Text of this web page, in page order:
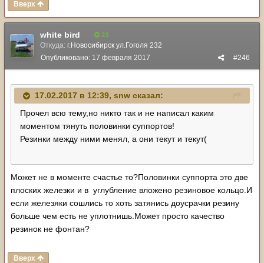
Вверх
white bird 23
Откуда: г.Новосибирск ул.Гоголя 232
#246
Опубликовано: 17 февраля 2017
17.02.2017 в 12:39, snw сказал:
Прочел всю тему,но никто так и не написал каким
моментом тянуть половинки суппортов!
Резинки между ними менял, а они текут и текут(
Может не в моменте счастье то?Половинки суппорта это две
плоских железки и в углубление вложено резиновое кольцо.И
если железяки сошлись то хоть затянись доусрачки резину
больше чем есть не уплотнишь.Может просто качество
резинок не фонтан?
Вверх